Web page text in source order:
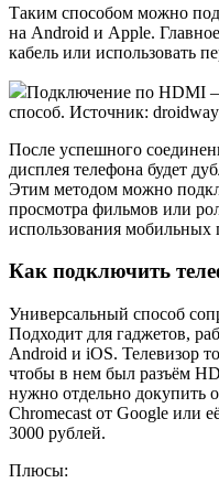
Таким способом можно
на Android и Apple.
кабель или использовать
Подключение по HDMI
способ. Источник:
После успешного
дисплея телефона будет
Этим методом можно
просмотра фильмов или
использования мобильных
Как подключить
Универсальный способ
Подходит для гаджетов,
Android и iOS. Телевизор
чтобы в нем был разъём
нужно отдельно докупить
Chromecast от Google или
3000 рублей.
Плюсы: